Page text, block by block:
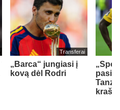
Transferai
„Barca“ jungiasi į
kovą dėl Rodri